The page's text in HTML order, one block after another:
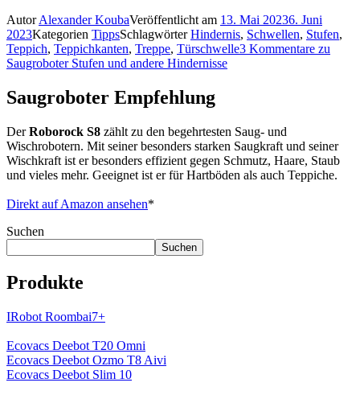
AutorAlexander KoubaVeröffentlicht am 13. Mai 20236. Juni
2023Kategorien TippsSchlagwörterHindernis, Schwellen, Stufen,
Teppich, Teppichkanten, Treppe, Türschwelle3 Kommentare zu
Saugroboter Stufen und andere Hindernisse
Saugroboter Empfehlung
DerRoborock S8 zählt zu den begehrtesten Saug- und
Wischrobotern. Mit seiner besonders starken Saugkraft und seiner
Wischkraft ist er besonders effizient gegen Schmutz, Haare, Staub
und vieles mehr. Geeignet ist er für Hartböden als auch Teppiche.
Direkt auf Amazon ansehen*
Suchen
Suchen
Produkte
IRobot Roombai7+
Ecovacs Deebot T20 Omni
Ecovacs Deebot Ozmo T8 Aivi
Ecovacs Deebot Slim 10